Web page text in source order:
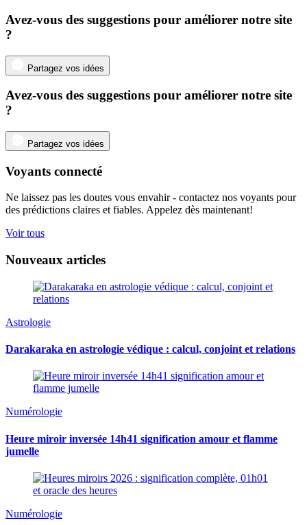
Avez-vous des suggestions pour améliorer notre site
?
Partagez vos idées
Avez-vous des suggestions pour améliorer notre site
?
Partagez vos idées
Voyants connecté
Ne laissez pas les doutes vous envahir - contactez nos voyants pour
des prédictions claires et fiables. Appelez dès maintenant!
Voir tous
Nouveaux articles
Astrologie
Darakaraka en astrologie védique : calcul, conjoint et relations
Numérologie
Heure miroir inversée 14h41 signification amour et flamme
jumelle
Numérologie